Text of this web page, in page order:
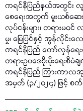
ကရင်နီပြည်နယ်အတွင်း
စေရေးအတွက် မူးယစ်ဆေ
လုပ်ငန်းများ၊ တရားမ
မှု၊ မြေပြင်နှင့် အွန်လိုင်း
ကရင်နီပြည် တော်လှန်ရေးတ
တရားဥပဒေစိုးမိုးရေးစီမံ
ကရင်နီပြည် ကြားကာလအု
အမှတ် (၃/၂၀၂၄) ဖြင့်